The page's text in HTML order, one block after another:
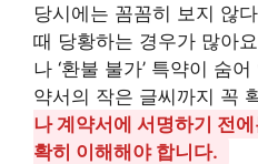
당시에는 꼼꼼히 보지 않
때 당황하는 경우가 많아
나 ‘환불 불가’ 특약이 숨
약서의 작은 글씨까지 꼭
나 계약서에 서명하기 전
확히 이해해야 합니다.